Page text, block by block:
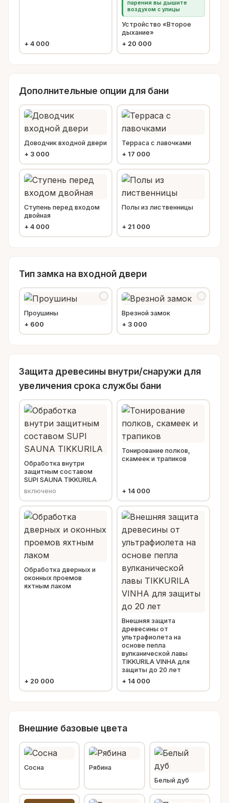
+ 4 000
парения вы дышите
воздухом с улицы
Устройство «Второе
дыхание»
+ 20 000
Дополнительные опции для бани
Доводчик входной двери
+ 3 000
Терраса с лавочками
+ 17 000
Ступень перед входом
двойная
+ 4 000
Полы из лиственницы
+ 21 000
Тип замка на входной двери
Проушины
+ 600
Врезной замок
+ 3 000
Защита древесины внутри/снаружи для
увеличения срока службы бани
Обработка внутри
защитным составом
SUPI SAUNA TIKKURILA
включено
Тонирование полков,
скамеек и трапиков
+ 14 000
Обработка дверных и
оконных проемов
яхтным лаком
+ 20 000
Внешняя защита
древесины от
ультрафиолета на
основе пепла
вулканической лавы
TIKKURILA VINHA для
защиты до 20 лет
+ 14 000
Внешние базовые цвета
Сосна
Рябина
Белый дуб